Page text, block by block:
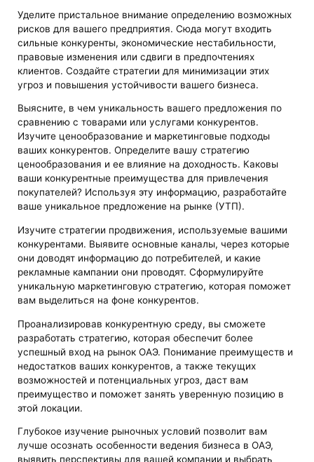
Уделите пристальное внимание определению возможных
рисков для вашего предприятия. Сюда могут входить
сильные конкуренты, экономические нестабильности,
правовые изменения или сдвиги в предпочтениях
клиентов. Создайте стратегии для минимизации этих
угроз и повышения устойчивости вашего бизнеса.
Выясните, в чем уникальность вашего предложения по
сравнению с товарами или услугами конкурентов.
Изучите ценообразование и маркетинговые подходы
ваших конкурентов. Определите вашу стратегию
ценообразования и ее влияние на доходность. Каковы
ваши конкурентные преимущества для привлечения
покупателей? Используя эту информацию, разработайте
ваше уникальное предложение на рынке (УТП).
Изучите стратегии продвижения, используемые вашими
конкурентами. Выявите основные каналы, через которые
они доводят информацию до потребителей, и какие
рекламные кампании они проводят. Сформулируйте
уникальную маркетинговую стратегию, которая поможет
вам выделиться на фоне конкурентов.
Проанализировав конкурентную среду, вы сможете
разработать стратегию, которая обеспечит более
успешный вход на рынок ОАЭ. Понимание преимуществ и
недостатков ваших конкурентов, а также текущих
возможностей и потенциальных угроз, даст вам
преимущество и поможет занять уверенную позицию в
этой локации.
Глубокое изучение рыночных условий позволит вам
лучше осознать особенности ведения бизнеса в ОАЭ,
выявить перспективы для вашей компании и выбрать